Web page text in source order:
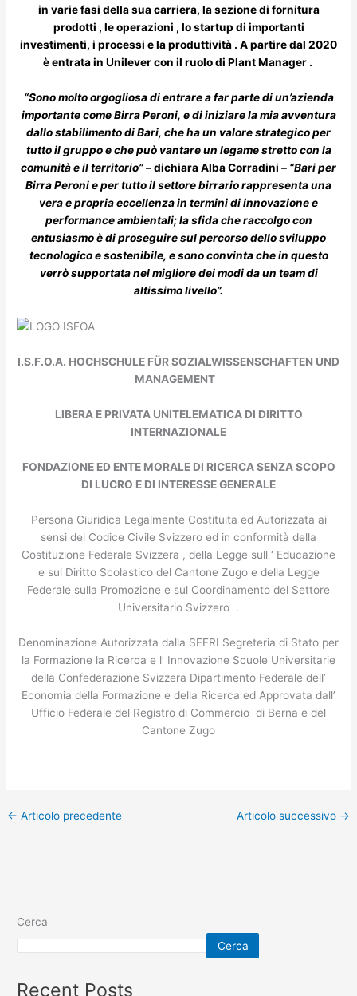
in varie fasi della sua carriera, la sezione di fornitura
prodotti , le operazioni , lo startup di importanti
investimenti, i processi e la produttività . A partire dal 2020
è entrata in Unilever con il ruolo di Plant Manager .
“Sono molto orgogliosa di entrare a far parte di un’azienda
importante come Birra Peroni, e di iniziare la mia avventura
dallo stabilimento di Bari, che ha un valore strategico per
tutto il gruppo e che può vantare un legame stretto con la
comunità e il territorio”– dichiara Alba Corradini – “Bari per
Birra Peroni e per tutto il settore birrario rappresenta una
vera e propria eccellenza in termini di innovazione e
performance ambientali; la sfida che raccolgo con
entusiasmo è di proseguire sul percorso dello sviluppo
tecnologico e sostenibile, e sono convinta che in questo
verrò supportata nel migliore dei modi da un team di
altissimo livello”.
I.S.F.O.A. HOCHSCHULE FÜR SOZIALWISSENSCHAFTEN UND
MANAGEMENT
LIBERA E PRIVATA UNITELEMATICA DI DIRITTO
INTERNAZIONALE
FONDAZIONE ED ENTE MORALE DI RICERCA SENZA SCOPO
DI LUCRO E DI INTERESSE GENERALE
Persona Giuridica Legalmente Costituita ed Autorizzata ai
sensi del Codice Civile Svizzero ed in conformità della
Costituzione Federale Svizzera , della Legge sull ‘ Educazione
e sul Diritto Scolastico del Cantone Zugo e della Legge
Federale sulla Promozione e sul Coordinamento del Settore
Universitario Svizzero .
Denominazione Autorizzata dalla SEFRI Segreteria di Stato per
la Formazione la Ricerca e l’ Innovazione Scuole Universitarie
della Confederazione Svizzera Dipartimento Federale dell’
Economia della Formazione e della Ricerca ed Approvata dall’
Ufficio Federale del Registro di Commercio di Berna e del
Cantone Zugo
← Articolo precedente Articolo successivo →
Cerca
Cerca
Recent Posts